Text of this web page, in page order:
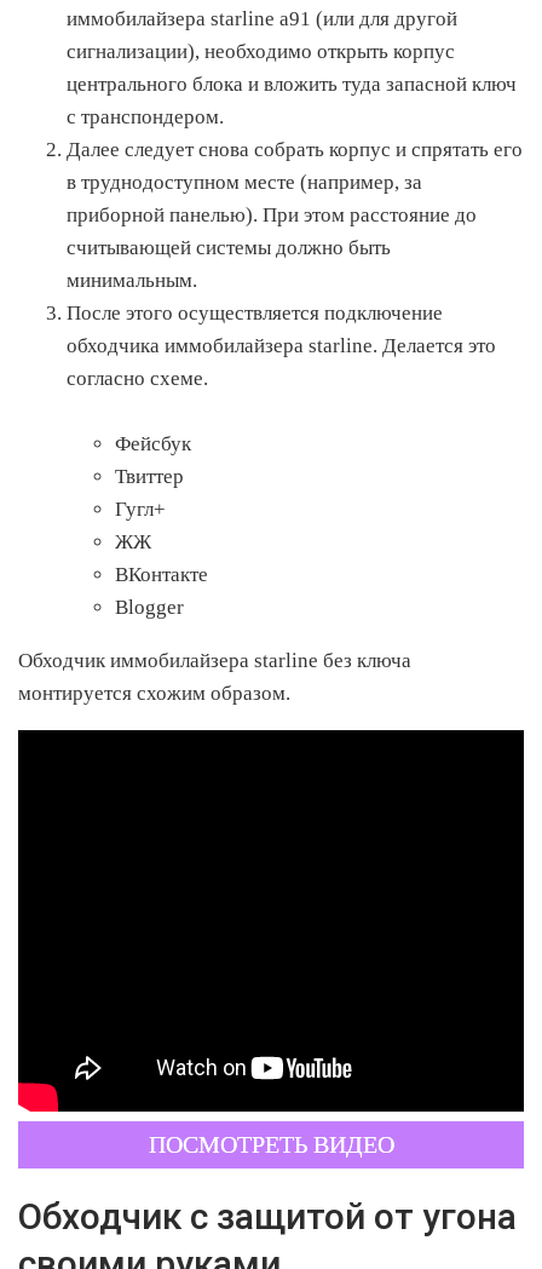
иммобилайзера starline а91 (или для другой
сигнализации), необходимо открыть корпус
центрального блока и вложить туда запасной ключ
с транспондером.
Далее следует снова собрать корпус и спрятать его
в труднодоступном месте (например, за
приборной панелью). При этом расстояние до
считывающей системы должно быть
минимальным.
После этого осуществляется подключение
обходчика иммобилайзера starline. Делается это
согласно схеме.
Фейсбук
Твиттер
Гугл+
ЖЖ
ВКонтакте
Blogger
Обходчик иммобилайзера starline без ключа
монтируется схожим образом.
ПОСМОТРЕТЬ ВИДЕО
Обходчик с защитой от угона